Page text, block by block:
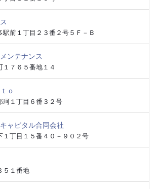
駅前１丁目２３番２号５Ｆ－Ｂ
ンテナンス
７６５番地１４
ｏ
珂１丁目６番３２号
ャピタル合同会社
１丁目１５番４０－９０２号
５１番地